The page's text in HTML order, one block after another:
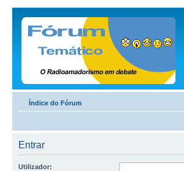
Índice do Fórum
Entrar
Utilizador: